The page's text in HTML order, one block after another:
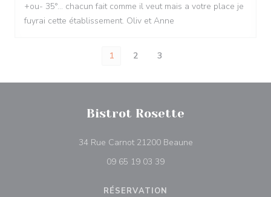
+ou- 35°... chacun fait comme il veut mais a votre place je
fuyrai cette établissement. Oliv et Anne
1 2 3
Bistrot Rosette
34 Rue Carnot 21200 Beaune((ouvre une
09 65 19 03 39
RÉSERVATION